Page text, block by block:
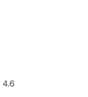
4.6